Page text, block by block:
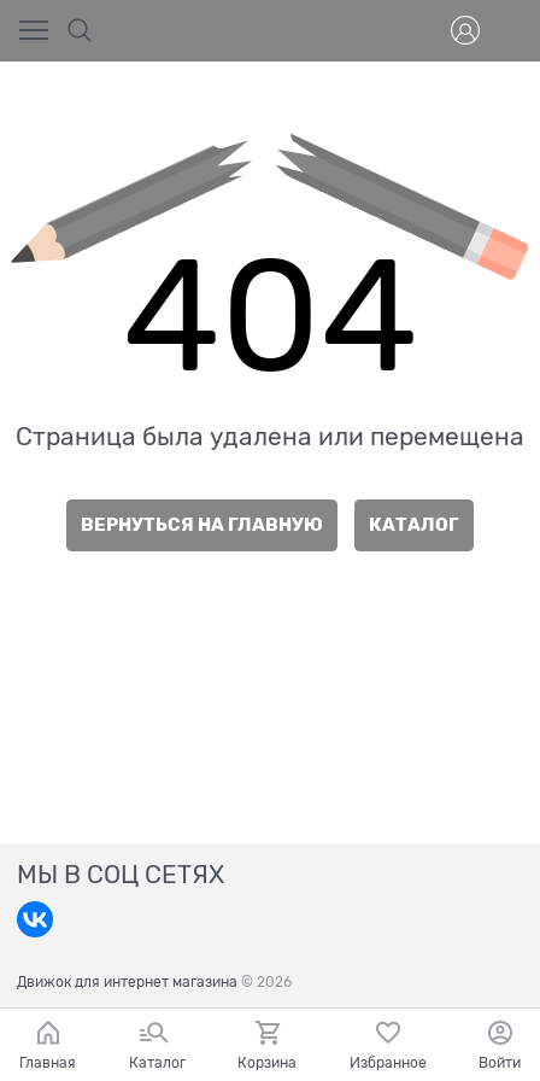
404
Страница была удалена или перемещена
ВЕРНУТЬСЯ НА ГЛАВНУЮ КАТАЛОГ
МЫ В СОЦ СЕТЯХ
Движок для интернет магазина © 2026
Главная Каталог Корзина Избранное Войти